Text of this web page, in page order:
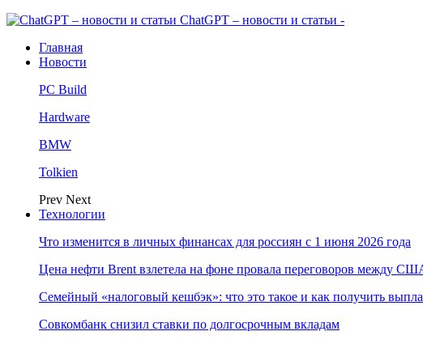
ChatGPT – новости и статьи -
Главная
Новости
PC Build
Hardware
BMW
Tolkien
Prev Next
Технологии
Что изменится в личных финансах для россиян с 1 июня 2026 года
Цена нефти Brent взлетела на фоне провала переговоров между
Семейный «налоговый кешбэк»: что это такое и как получить
Совкомбанк снизил ставки по долгосрочным вкладам